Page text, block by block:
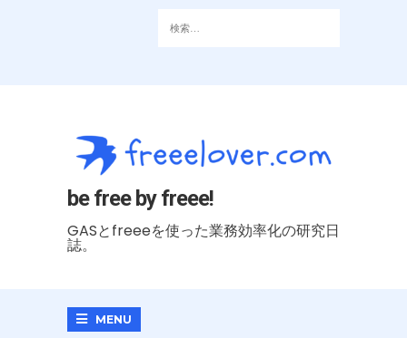
be free by freee!
GASとfreeeを使った業務効率化の研究日
誌。
MENU